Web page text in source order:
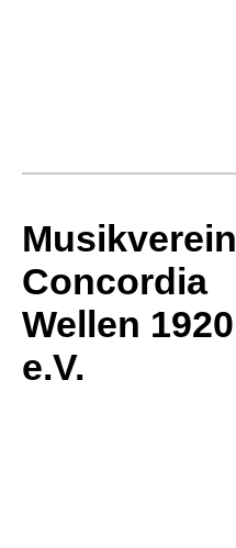
Musikverein
Concordia
Wellen 1920
e.V.